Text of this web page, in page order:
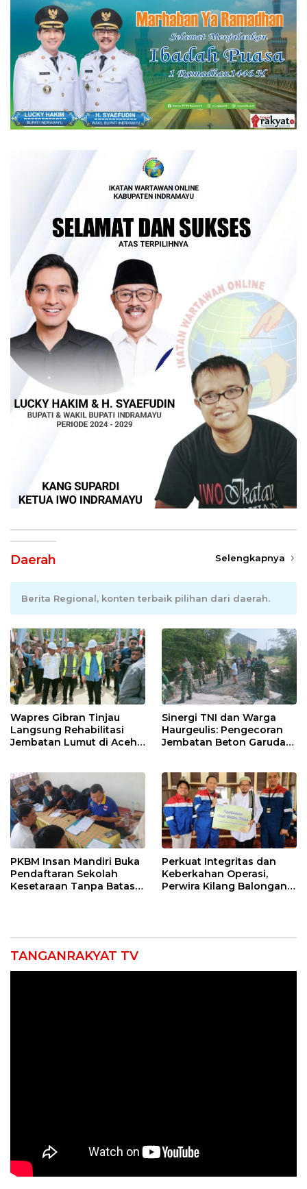
Daerah Selengkapnya
Berita Regional, konten terbaik pilihan dari daerah.
Wapres Gibran Tinjau
Langsung Rehabilitasi
Jembatan Lumut di Aceh
Sinergi TNI dan Warga
Haurgeulis: Pengecoran
Jembatan Beton Garuda
PKBM Insan Mandiri Buka
Pendaftaran Sekolah
Kesetaraan Tanpa Batas
Perkuat Integritas dan
Keberkahan Operasi,
Perwira Kilang Balongan
TANGANRAKYAT TV